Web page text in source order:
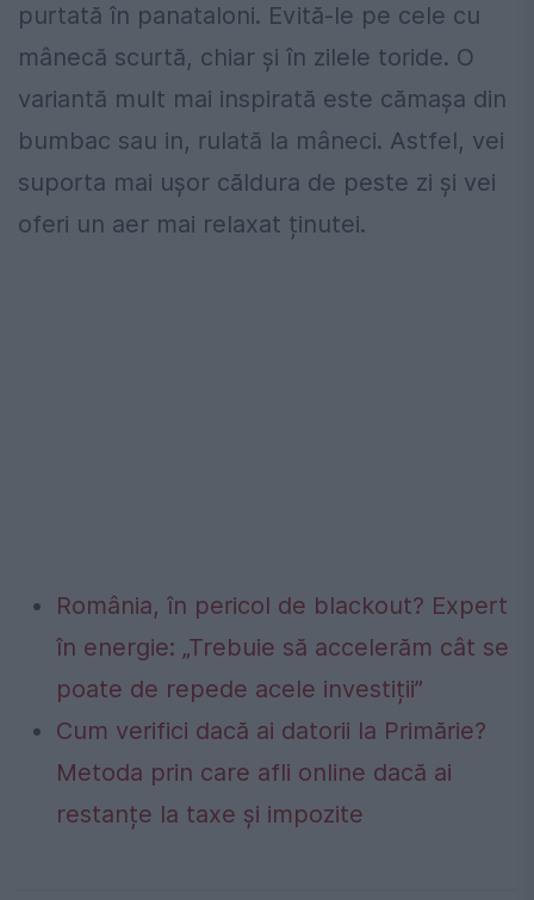
purtată în panataloni. Evită-le pe cele cu
mânecă scurtă, chiar și în zilele toride. O
variantă mult mai inspirată este cămașa din
bumbac sau in, rulată la mâneci. Astfel, vei
suporta mai ușor căldura de peste zi și vei
oferi un aer mai relaxat ținutei.
România, în pericol de blackout? Expert
în energie: „Trebuie să accelerăm cât se
poate de repede acele investiții”
Cum verifici dacă ai datorii la Primărie?
Metoda prin care afli online dacă ai
restanțe la taxe și impozite